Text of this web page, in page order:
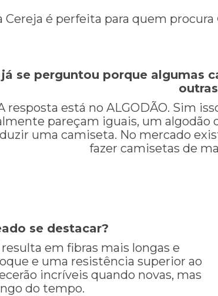
Cereja é perfeita para quem procura
já se perguntou porque algumas
resposta está no ALGODÃO. Sim
pareçam iguais, um algodão
uma camiseta. No mercado
fazer camisetas de
se destacar?
em fibras mais longas e
e uma resistência superior ao
incríveis quando novas, mas
do tempo.